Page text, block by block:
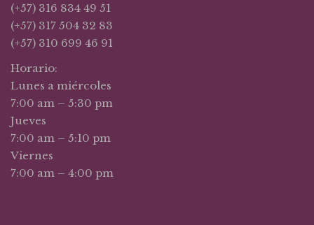
(+57) 316 834 49 51
(+57) 317 504 32 83
(+57) 310 699 46 91
Horario:
Lunes a miércoles
7:00 am – 5:30 pm
Jueves
7:00 am – 5:10 pm
Viernes
7:00 am – 4:00 pm